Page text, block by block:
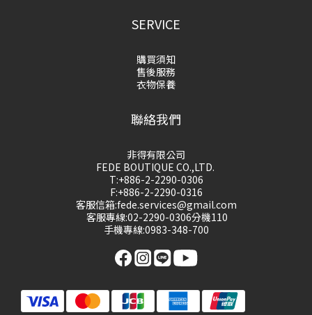
SERVICE
購買須知
售後服務
衣物保養
聯絡我們
非得有限公司
FEDE BOUTIQUE CO.,LTD.
T:+886-2-2290-0306
F:+886-2-2290-0316
客服信箱:fede.services@gmail.com
客服專線:02-2290-0306分機110
手機專線:0983-348-700